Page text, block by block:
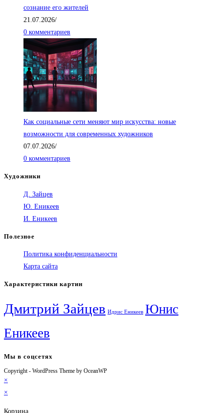
сознание его жителей
21.07.2026/
0 комментариев
Как социальные сети меняют мир искусства: новые
возможности для современных художников
07.07.2026/
0 комментариев
Художники
Д. Зайцев
Ю. Еникеев
И. Еникеев
Полезное
Политика конфиденциальности
Карта сайта
Характеристики картин
Дмитрий Зайцев Идрис Еникеев Юнис
Еникеев
Мы в соцсетях
Откроется
вкладке
Откроется
вкладке
Откроется
вкладке
Откроется
приложении
Copyright - WordPress Theme by OceanWP
×
×
Корзина